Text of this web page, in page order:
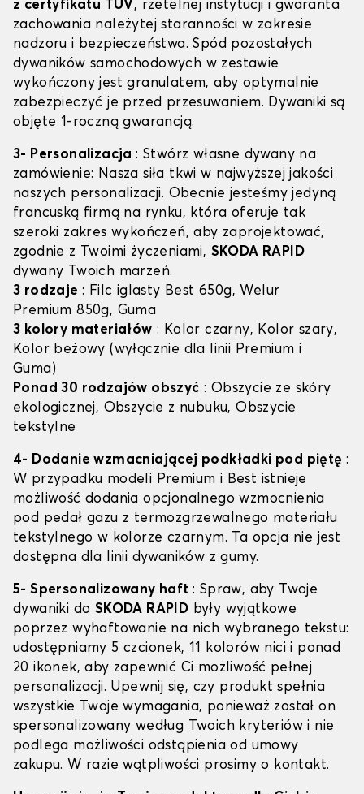
z certyfikatu TÜV, rzetelnej instytucji i gwaranta
zachowania należytej staranności w zakresie
nadzoru i bezpieczeństwa. Spód pozostałych
dywaników samochodowych w zestawie
wykończony jest granulatem, aby optymalnie
zabezpieczyć je przed przesuwaniem. Dywaniki są
objęte 1-roczną gwarancją.
3- Personalizacja: Stwórz własne dywany na
zamówienie: Nasza siła tkwi w najwyższej jakości
naszych personalizacji. Obecnie jesteśmy jedyną
francuską firmą na rynku, która oferuje tak
szeroki zakres wykończeń, aby zaprojektować,
zgodnie z Twoimi życzeniami, SKODA RAPID
dywany Twoich marzeń.
3 rodzaje : Filc iglasty Best 650g, Welur
Premium 850g, Guma
3 kolory materiałów : Kolor czarny, Kolor szary,
Kolor beżowy (wyłącznie dla linii Premium i
Guma)
Ponad 30 rodzajów obszyć : Obszycie ze skóry
ekologicznej, Obszycie z nubuku, Obszycie
tekstylne
4- Dodanie wzmacniającej podkładki pod piętę :
W przypadku modeli Premium i Best istnieje
możliwość dodania opcjonalnego wzmocnienia
pod pedał gazu z termozgrzewalnego materiału
tekstylnego w kolorze czarnym. Ta opcja nie jest
dostępna dla linii dywaników z gumy.
5- Spersonalizowany haft : Spraw, aby Twoje
dywaniki do SKODA RAPID były wyjątkowe
poprzez wyhaftowanie na nich wybranego tekstu:
udostępniamy 5 czcionek, 11 kolorów nici i ponad
20 ikonek, aby zapewnić Ci możliwość pełnej
personalizacji. Upewnij się, czy produkt spełnia
wszystkie Twoje wymagania, ponieważ został on
spersonalizowany według Twoich kryteriów i nie
podlega możliwości odstąpienia od umowy
zakupu. W razie wątpliwości prosimy o kontakt.